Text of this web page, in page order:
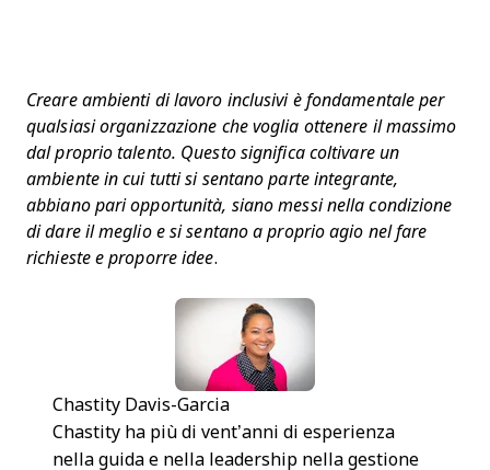
Creare ambienti di lavoro inclusivi è fondamentale per
qualsiasi organizzazione che voglia ottenere il massimo
dal proprio talento. Questo significa coltivare un
ambiente in cui tutti si sentano parte integrante,
abbiano pari opportunità, siano messi nella condizione
di dare il meglio e si sentano a proprio agio nel fare
richieste e proporre idee.
Chastity Davis-Garcia
Chastity ha più di vent’anni di esperienza
nella guida e nella leadership nella gestione